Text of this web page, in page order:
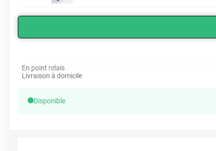
En point relais
Livraison à domicile
Disponible